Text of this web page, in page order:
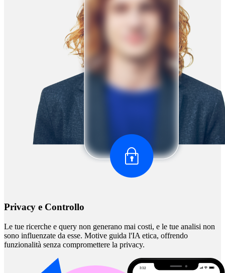
Privacy e Controllo
Le tue ricerche e query non generano mai costi, e le tue analisi non
sono influenzate da esse. Motive guida l'IA etica, offrendo
funzionalità senza compromettere la privacy.